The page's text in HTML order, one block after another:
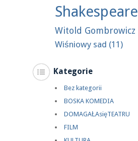
Shakespeare
Witold Gombrowicz
Wiśniowy sad (11)
Kategorie
Bez kategorii
BOSKA KOMEDIA
DOMAGAŁAsięTEATRU
FILM